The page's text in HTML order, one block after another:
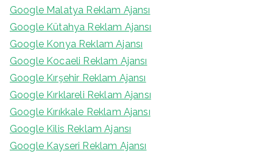
Google Malatya Reklam Ajansı
Google Kütahya Reklam Ajansı
Google Konya Reklam Ajansı
Google Kocaeli Reklam Ajansı
Google Kırşehir Reklam Ajansı
Google Kırklareli Reklam Ajansı
Google Kırıkkale Reklam Ajansı
Google Kilis Reklam Ajansı
Google Kayseri Reklam Ajansı